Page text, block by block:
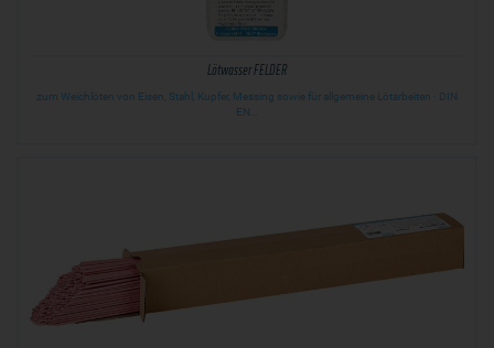
Lötwasser FELDER
zum Weichlöten von Eisen, Stahl, Kupfer, Messing sowie für allgemeine Lötarbeiten · DIN
EN…